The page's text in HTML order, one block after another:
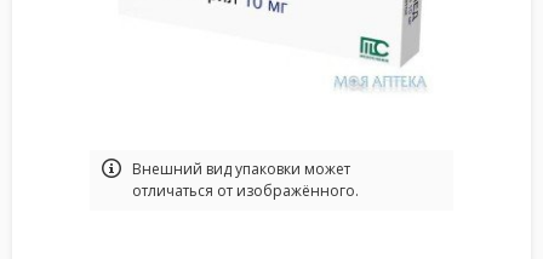
Bнешний вид упаковки может
отличаться от изображённого.